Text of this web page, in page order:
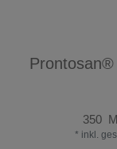
Prontosan®
350
* inkl.